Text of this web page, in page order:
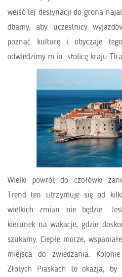
wejść tej destynacji do grona
dbamy, aby uczestnicy
poznać kulturę i obyczaje
odwiedzimy m.in. stolicę kraju
Wielki powrót do czołówki
Trend ten utrzymuje się od
wielkich zmian nie będzie.
kierunek na wakacje, gdzie
szukamy. Ciepłe morze,
miejsca do zwiedzania.
Złotych Piaskach to okazja,